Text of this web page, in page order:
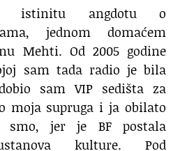
istinitu angdotu o
jednom domaćem
Mehti. Od 2005 godine
sam tada radio je bila
sam VIP sedišta za
moja supruga i ja obilato
smo, jer je BF postala
kulture. Pod